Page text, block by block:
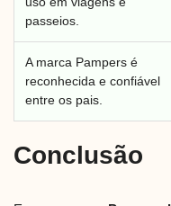
passeios.
A marca Pampers é
reconhecida e confiável
entre os pais.
Conclusão